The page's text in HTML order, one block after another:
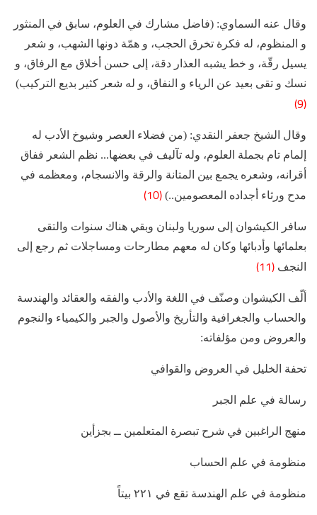
وقال عنه السماوي: (فاضل مشارك في العلوم، سابق في المنثور
و المنظوم، له فكرة تخرق الحجب، و همّة دونها الشهب، و شعر
يسيل رقّة، و خط يشبه العذار دقة، إلى حسن أخلاق مع الرفاق، و
نسك و تقى بعيد عن الرياء و النفاق، و له شعر كثير بديع التركيب)
(9)
وقال الشيخ جعفر النقدي: (من فضلاء العصر وشيوخ الأدب له
إلمام تام بجملة العلوم، وله تآليف في بعضها... نظم الشعر ففاق
أقرانه، وشعره يجمع بين المتانة والرقة والانسجام، ومعظمه في
مدح ورثاء أجداده المعصومين..) (10)
سافر الكيشوان إلى سوريا ولبنان وبقي هناك سنوات والتقى
بعلمائها وأدبائها وكان له معهم مطارحات ومساجلات ثم رجع إلى
النجف (11)
ألّف الكيشوان وصنّف في اللغة والأدب والفقه والعقائد والهندسة
والحساب والجغرافية والتأريخ والأصول والجبر والكيمياء والنجوم
والعروض ومن مؤلفاته:
تحفة الخليل في العروض والقوافي
رسالة في علم الجبر
منهج الراغبين في شرح تبصرة المتعلمين ــ بجزأين
منظومة في علم الحساب
منظومة في علم الهندسة تقع في ٢٢١ بيتاً